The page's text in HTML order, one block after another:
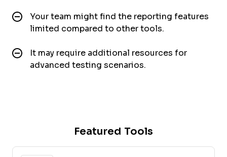
Your team might find the reporting features
limited compared to other tools.
It may require additional resources for
advanced testing scenarios.
Featured Tools